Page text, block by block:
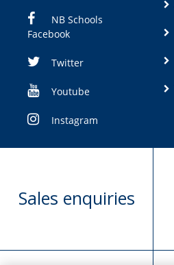
NB Schools
Facebook
Twitter
Youtube
Instagram
Sales enquiries